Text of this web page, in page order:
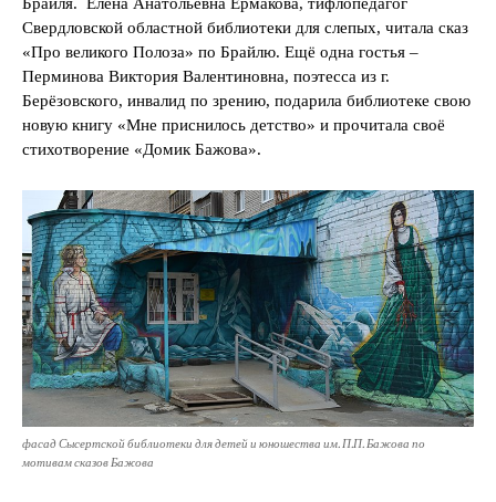
Свердловской областной библиотеки для слепых, читала сказ
«Про великого Полоза» по Брайлю. Ещё одна гостья –
Перминова Виктория Валентиновна, поэтесса из г.
Берёзовского, инвалид по зрению, подарила библиотеке свою
новую книгу «Мне приснилось детство» и прочитала своё
стихотворение «Домик Бажова».
фасад Сысертской библиотеки для детей и юношества им. П.П. Бажова по
мотивам сказов Бажова